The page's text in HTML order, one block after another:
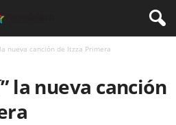
nueva canción de Itzza Primera
la nueva canción